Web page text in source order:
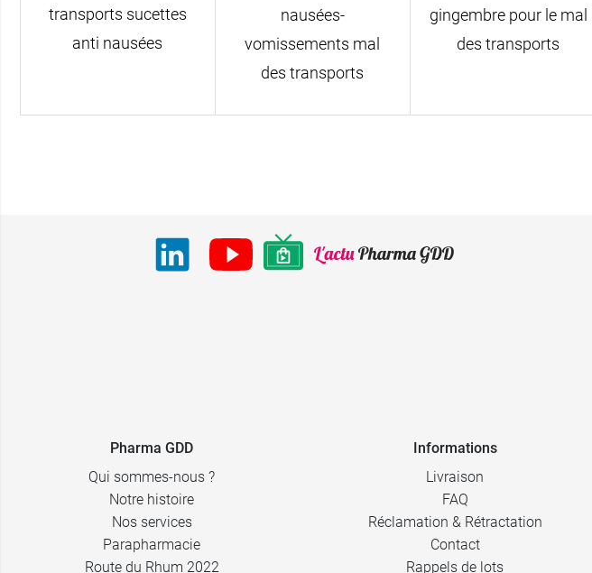
transports sucettes
anti nausées
nausées-
vomissements mal
des transports
gingembre pour le mal
des transports
Pharma GDD
Qui sommes-nous ?
Notre histoire
Nos services
Parapharmacie
Route du Rhum 2022
Informations
Livraison
FAQ
Réclamation & Rétractation
Contact
Rappels de lots